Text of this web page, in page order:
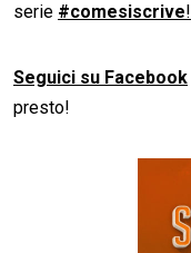
serie #comesiscrive!
Seguici su Facebook
presto!